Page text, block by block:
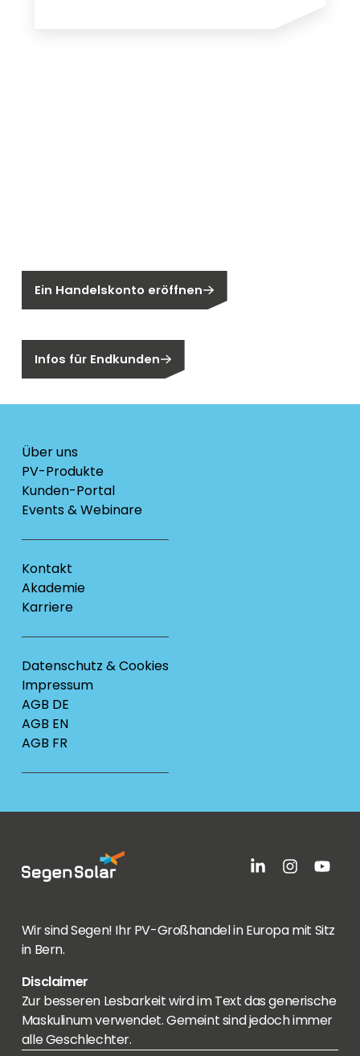
Ein Handelskonto eröffnen
Infos für Endkunden
Über uns
PV-Produkte
Kunden-Portal
Events & Webinare
Kontakt
Akademie
Karriere
Datenschutz & Cookies
Impressum
AGB DE
AGB EN
AGB FR
Wir sind Segen! Ihr PV-Großhandel in Europa mit Sitz
in Bern.
Disclaimer
Zur besseren Lesbarkeit wird im Text das generische
Maskulinum verwendet. Gemeint sind jedoch immer
alle Geschlechter.